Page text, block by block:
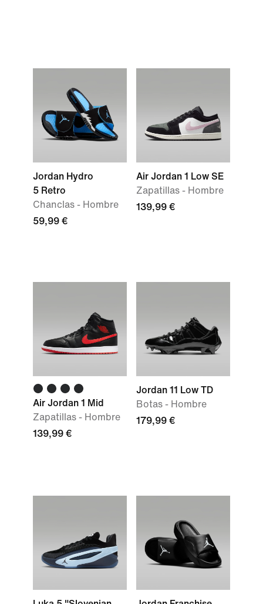
Jordan Hydro
5 Retro
Chanclas - Hombre
59,99 €
Air Jordan 1 Low SE
Zapatillas - Hombre
139,99 €
Air Jordan 1 Mid
Zapatillas - Hombre
139,99 €
Jordan 11 Low TD
Botas - Hombre
179,99 €